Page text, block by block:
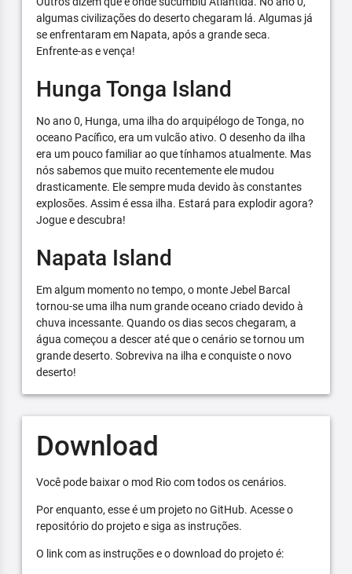
algumas civilizações do deserto chegaram lá. Algumas já
se enfrentaram em Napata, após a grande seca.
Enfrente-as e vença!
Hunga Tonga Island
No ano 0, Hunga, uma ilha do arquipélogo de Tonga, no
oceano Pacífico, era um vulcão ativo. O desenho da ilha
era um pouco familiar ao que tínhamos atualmente. Mas
nós sabemos que muito recentemente ele mudou
drasticamente. Ele sempre muda devido às constantes
explosões. Assim é essa ilha. Estará para explodir agora?
Jogue e descubra!
Napata Island
Em algum momento no tempo, o monte Jebel Barcal
tornou-se uma ilha num grande oceano criado devido à
chuva incessante. Quando os dias secos chegaram, a
água começou a descer até que o cenário se tornou um
grande deserto. Sobreviva na ilha e conquiste o novo
deserto!
Download
Você pode baixar o mod Rio com todos os cenários.
Por enquanto, esse é um projeto no GitHub. Acesse o
repositório do projeto e siga as instruções.
O link com as instruções e o download do projeto é: